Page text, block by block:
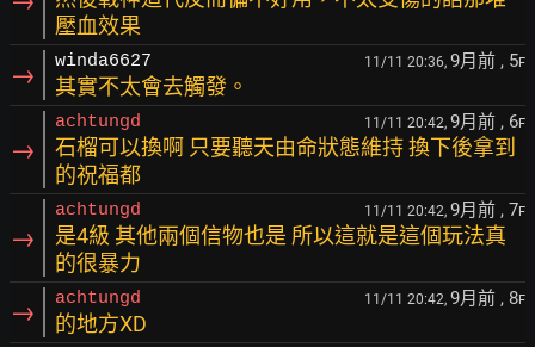
壓血效果
→ winda6627 11/11 20:36, 9月前 , 5F
其實不太會去觸發。
→
achtungd 11/11 20:42, 9月前 , 6F
石榴可以換啊 只要聽天由命狀態維持 換下後拿到
的祝福都
→
achtungd 11/11 20:42, 9月前 , 7F
是4級 其他兩個信物也是 所以這就是這個玩法真
的很暴力
→ achtungd 11/11 20:42, 9月前 , 8F
的地方XD